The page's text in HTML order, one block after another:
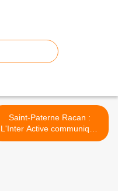
Saint-Paterne Racan :
L'Inter Active communique
... >